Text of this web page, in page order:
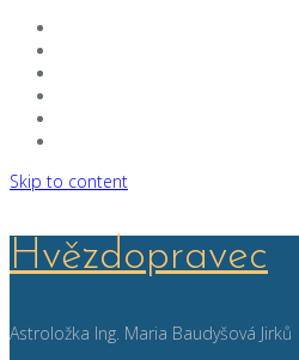
Skip to content
Hvězdopravec
Astroložka Ing. Maria Baudyšová Jirků